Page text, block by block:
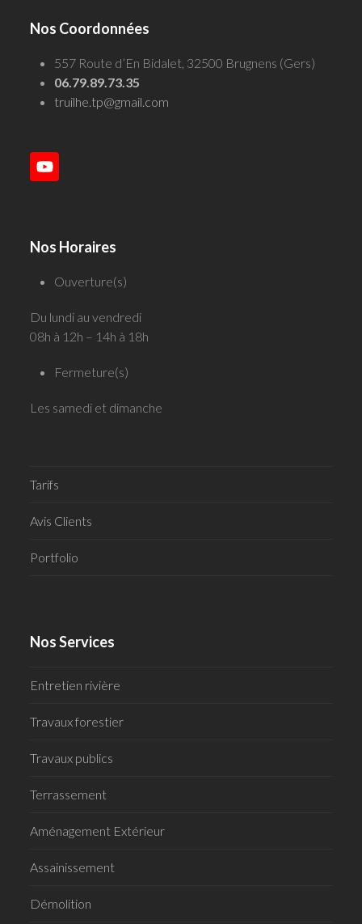
Nos Coordonnées
557 Route d’En Bidalet, 32500 Brugnens (Gers)
06.79.89.73.35
truilhe.tp@gmail.com
YouTube
Nos Horaires
Ouverture(s)
Du lundi au vendredi
08h à 12h – 14h à 18h
Fermeture(s)
Les samedi et dimanche
Tarifs
Avis Clients
Portfolio
Nos Services
Entretien rivière
Travaux forestier
Travaux publics
Terrassement
Aménagement Extérieur
Assainissement
Démolition